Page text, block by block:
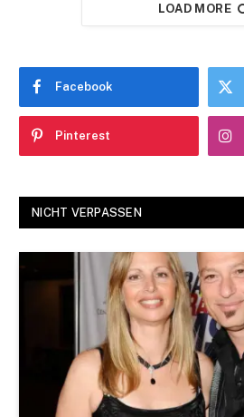
LOAD MORE
Facebook
Pinterest
NICHT VERPASSEN